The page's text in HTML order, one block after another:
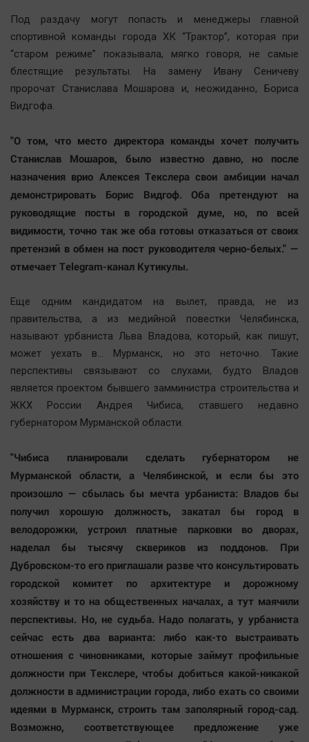
Под раздачу могут попасть и менеджеры главной
спортивной команды города ХК “Трактор”, которая при
“старом режиме” показывала, мягко говоря, не самые
блестящие результаты. На замену Ивану Сеничеву
пророчат Станислава Мошарова и, неожиданно, Бориса
Видгофа.
"О том, что место директора команды хочет получить
Станислав Мошаров, было известно давно, но после
назначения врио Алексея Текслера свои амбиции начал
демонстрировать Борис Видгоф. Оба претендуют на
руководящие посты в городской думе, но, по всей
видимости, точно так же оба готовы отказаться от своих
претензий в обмен на пост руководителя черно-белых." —
отмечает Telegram-канал Кутикулы.
Еще одним кандидатом на вылет, правда, не из
правительства, а из медийной повестки Челябинска,
называют урбаниста Льва Владова, который, как пишут,
может уехать в… Мурманск, но это неточно. Такие
перспективы связывают со слухами, будто Владов
является проектом бывшего замминистра строительства и
ЖКХ России Андрея Чибиса, ставшего недавно
губернатором Мурманской области.
"Чибиса планировали сделать губернатором не
Мурманской области, а Челябинской, и если бы это
произошло — сбылась бы мечта урбаниста: Владов бы
получил хорошую должность, закатал бы город в
велодорожки, устроил платные парковки во дворах,
наделал бы тысячу сквериков из поддонов. При
Дубровском-то его приглашали разве что консультировать
городской комитет по архитектуре и дорожному
хозяйству и то на общественных началах, а тут маячили
перспективы. Но, не судьба. Надо полагать, у урбаниста
сейчас есть два варианта: либо как-то выстраивать
отношения с чиновниками, которые займут профильные
должности при Текслере, чтобы добиться какой-никакой
должности в администрации города, либо ехать со своими
идеями в Мурманск, строить там заполярный город-сад.
Возможно, соответствующее предложение уже